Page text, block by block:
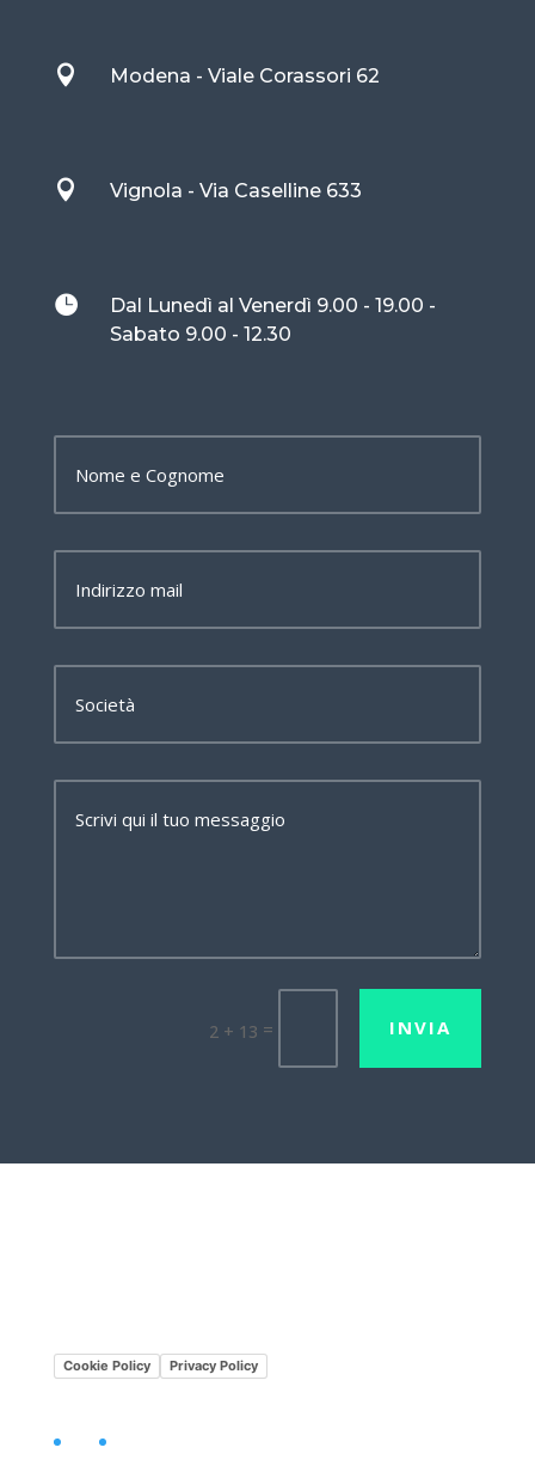
 Modena - Viale Corassori 62
 Vignola - Via Caselline 633

Dal Lunedì al Venerdì 9.00 - 19.00 -
Sabato 9.00 - 12.30
2 + 13 = INVIA
Cookie Policy Privacy Policy
Facebook